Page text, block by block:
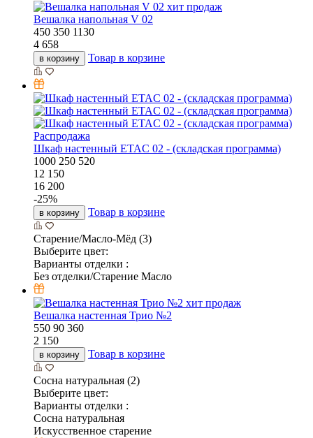
хит продаж
Вешалка напольная V 02
450 350 1130
4 658
в корзину Товар в корзине
Распродажа
Шкаф настенный ETAC 02 - (складская программа)
1000 250 520
12 150
16 200
-25%
в корзину Товар в корзине
Старение/Масло-Мёд (3)
Выберите цвет:
Варианты отделки :
Без отделки/Старение Масло
хит продаж
Вешалка настенная Трио №2
550 90 360
2 150
в корзину Товар в корзине
Сосна натуральная (2)
Выберите цвет:
Варианты отделки :
Сосна натуральная
Искусственное старение